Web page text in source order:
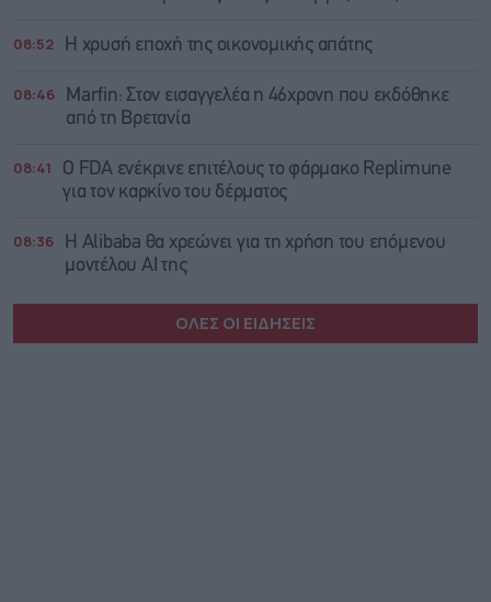
08:52 Η χρυσή εποχή της οικονομικής απάτης
08:46
Marfin: Στον εισαγγελέα η 46χρονη που εκδόθηκε
από τη Βρετανία
08:41
Ο FDA ενέκρινε επιτέλους το φάρμακο Replimune
για τον καρκίνο του δέρματος
08:36
Η Alibaba θα χρεώνει για τη χρήση του επόμενου
μοντέλου AI της
ΟΛΕΣ ΟΙ ΕΙΔΗΣΕΙΣ